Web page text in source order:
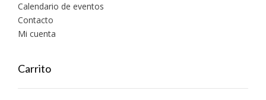
Calendario de eventos
Contacto
Mi cuenta
Carrito